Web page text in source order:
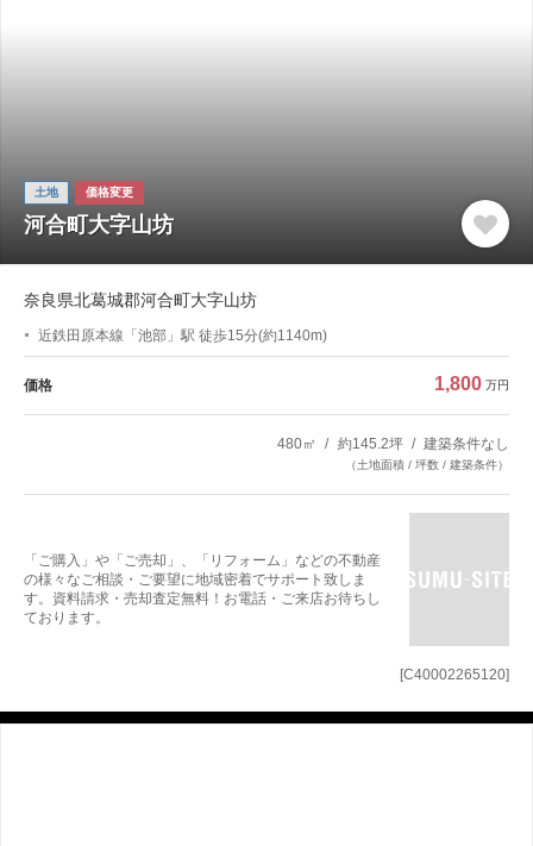
[C40002265120]
土地 価格変更
河合町大字山坊
奈良県北葛城郡河合町大字山坊
近鉄田原本線「池部」駅 徒歩15分(約1140m)
価格 1,800 万円
480㎡ 約145.2坪 建築条件なし
（土地面積 / 坪数 / 建築条件）
「ご購入」や「ご売却」、「リフォーム」などの不動産
の様々なご相談・ご要望に地域密着でサポート致しま
す。資料請求・売却査定無料！お電話・ご来店お待ちし
ております。